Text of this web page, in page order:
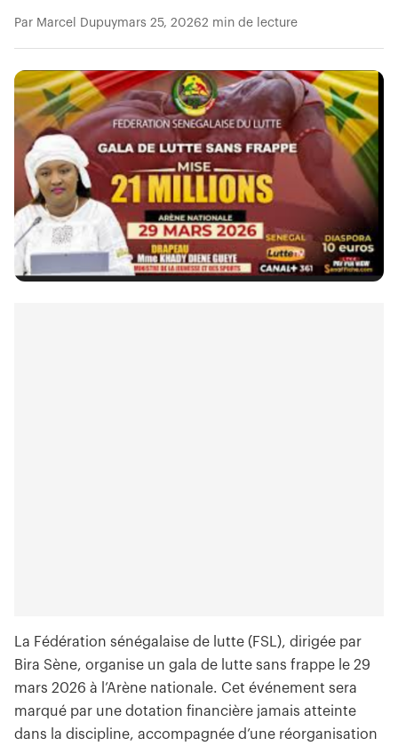
Par Marcel Dupuymars 25, 20262 min de lecture
La Fédération sénégalaise de lutte (FSL), dirigée par
Bira Sène, organise un gala de lutte sans frappe le 29
mars 2026 à l’Arène nationale. Cet événement sera
marqué par une dotation financière jamais atteinte
dans la discipline, accompagnée d’une réorganisation